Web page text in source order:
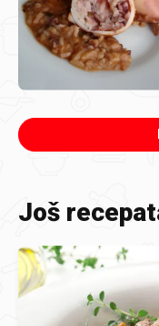
Još